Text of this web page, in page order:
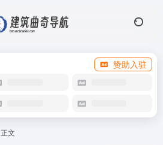
赞助入驻
正文